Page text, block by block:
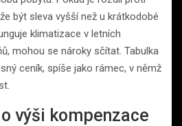
být sleva vyšší než u krátkodobé
klimatizace v letních
mohou se nároky sčítat. Tabulka
ceník, spíše jako rámec, v němž
výši kompenzace